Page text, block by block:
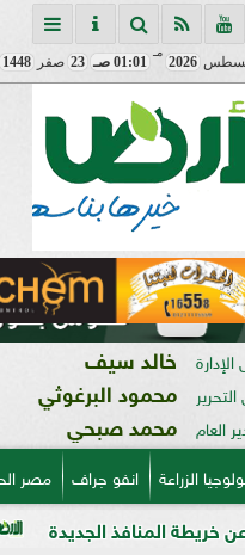
2026
مـ
01:01 صـ 23 صفر1448
خالد سيف
محمود البرغوثي
العام محمد صبحي
الزراعة انفو جراف مصر
الحبوب الجديدة